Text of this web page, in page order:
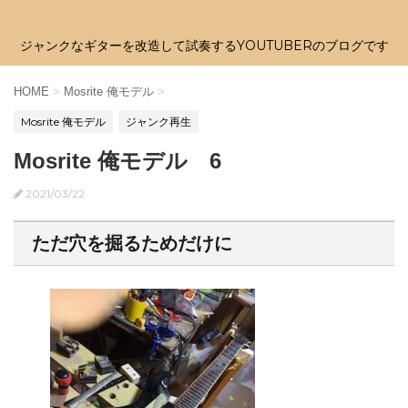
ジャンクなギターを改造して試奏するYOUTUBERのブログです
HOME > Mosrite 俺モデル >
Mosrite 俺モデル ジャンク再生
Mosrite 俺モデル 6
2021/03/22
ただ穴を掘るためだけに